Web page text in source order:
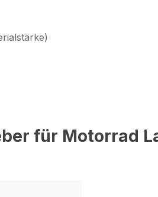
für Motorrad